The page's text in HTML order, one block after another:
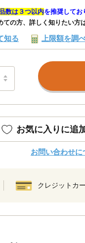
数は３つ以内を推奨してお
ての方、詳しく知りたい方
知る 上限額を調
お気に入りに追
お問い合わせに
クレジットカ